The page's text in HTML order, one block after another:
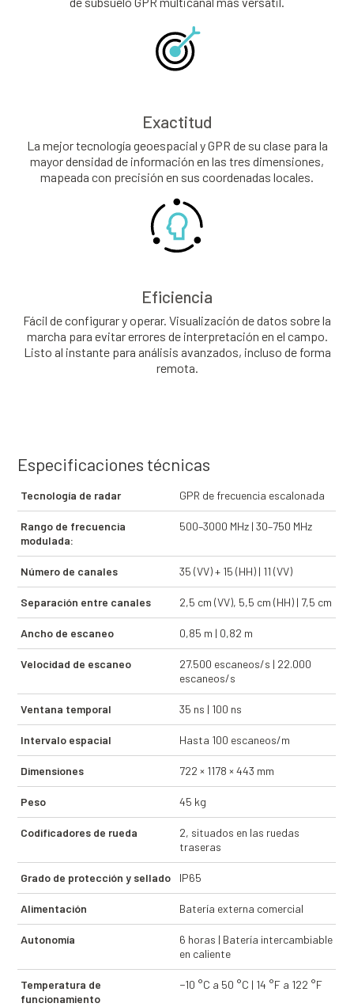
Exactitud
La mejor tecnología geoespacial y GPR de su clase para la
mayor densidad de información en las tres dimensiones,
mapeada con precisión en sus coordenadas locales.
Eficiencia
Fácil de configurar y operar. Visualización de datos sobre la
marcha para evitar errores de interpretación en el campo.
Listo al instante para análisis avanzados, incluso de forma
remota.
Especificaciones técnicas
Tecnología de radar GPR de frecuencia escalonada
Rango de frecuencia
modulada:
500–3000 MHz | 30–750 MHz
Número de canales 35 (VV) + 15 (HH) | 11 (VV)
Separación entre canales 2,5 cm (VV), 5,5 cm (HH) | 7,5 cm
Ancho de escaneo 0,85 m | 0,82 m
Velocidad de escaneo
27.500 escaneos/s | 22.000
escaneos/s
Ventana temporal 35 ns | 100 ns
Intervalo espacial Hasta 100 escaneos/m
Dimensiones 722 × 1178 × 443 mm
Peso 45 kg
Codificadores de rueda
2, situados en las ruedas
traseras
Grado de protección y sellado IP65
Alimentación Batería externa comercial
Autonomía
6 horas | Batería intercambiable
en caliente
Temperatura de
funcionamiento
−10 °C a 50 °C | 14 °F a 122 °F